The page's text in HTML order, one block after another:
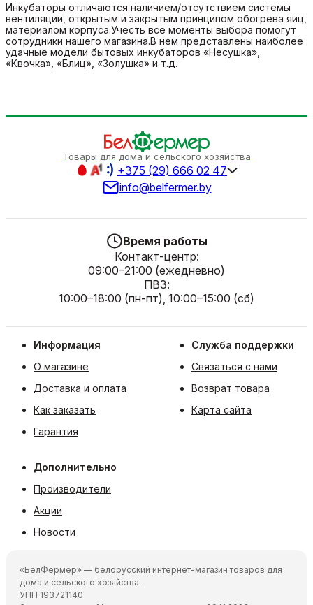
Инкубаторы отличаются наличием/отсутствием системы
вентиляции, открытым и закрытым принципом обогрева яиц,
материалом корпуса.Учесть все моменты выбора помогут
сотрудники нашего магазина.В нем представлены наиболее
удачные модели бытовых инкубаторов «Несушка»,
«Квочка», «Блиц», «Золушка» и т.д.
Товары для дома и сельского хозяйства
+375 (29) 666 02 47
info@belfermer.by
Время работы
Контакт-центр:
09:00–21:00 (ежедневно)
ПВЗ:
10:00–18:00 (пн-пт), 10:00–15:00 (сб)
Информация
О магазине
Доставка и оплата
Как заказать
Гарантия
Служба поддержки
Связаться с нами
Возврат товара
Карта сайта
Дополнительно
Производители
Акции
Новости
«БелФермер» — белорусский интернет-магазин товаров для
дома и сельского хозяйства.
УНП 193721140